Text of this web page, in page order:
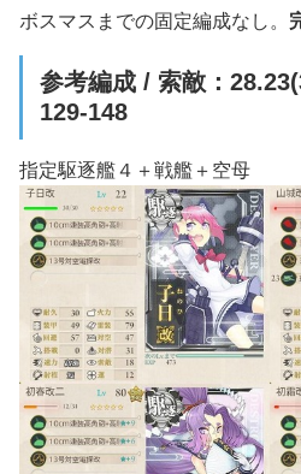
ボスマスまでの固定編成なし。
参考編成 / 索敵：
129-148
指定駆逐艦４＋戦艦＋空母